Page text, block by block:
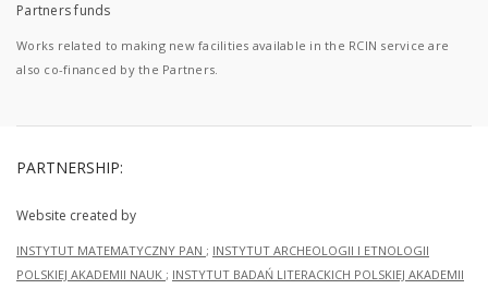
Partners funds
Works related to making new facilities available in the RCIN service are
also co-financed by the Partners.
PARTNERSHIP:
Website created by
INSTYTUT MATEMATYCZNY PAN ; INSTYTUT ARCHEOLOGII I ETNOLOGII
POLSKIEJ AKADEMII NAUK ; INSTYTUT BADAŃ LITERACKICH POLSKIEJ AKADEMII